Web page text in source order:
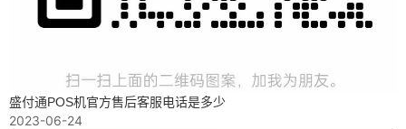
盛付通POS机官方售后客服电话是多少
2023-06-24